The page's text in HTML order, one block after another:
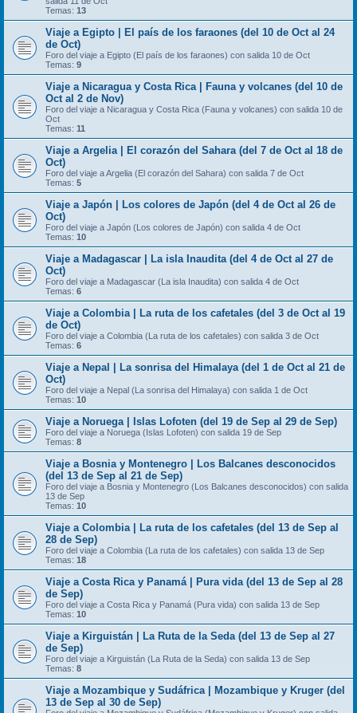
Temas: 13
Viaje a Egipto | El país de los faraones (del 10 de Oct al 24
de Oct)
Foro del viaje a Egipto (El país de los faraones) con salida 10 de Oct
Temas: 9
Viaje a Nicaragua y Costa Rica | Fauna y volcanes (del 10 de
Oct al 2 de Nov)
Foro del viaje a Nicaragua y Costa Rica (Fauna y volcanes) con salida 10 de
Oct
Temas: 11
Viaje a Argelia | El corazón del Sahara (del 7 de Oct al 18 de
Oct)
Foro del viaje a Argelia (El corazón del Sahara) con salida 7 de Oct
Temas: 5
Viaje a Japón | Los colores de Japón (del 4 de Oct al 26 de
Oct)
Foro del viaje a Japón (Los colores de Japón) con salida 4 de Oct
Temas: 10
Viaje a Madagascar | La isla Inaudita (del 4 de Oct al 27 de
Oct)
Foro del viaje a Madagascar (La isla Inaudita) con salida 4 de Oct
Temas: 6
Viaje a Colombia | La ruta de los cafetales (del 3 de Oct al 19
de Oct)
Foro del viaje a Colombia (La ruta de los cafetales) con salida 3 de Oct
Temas: 6
Viaje a Nepal | La sonrisa del Himalaya (del 1 de Oct al 21 de
Oct)
Foro del viaje a Nepal (La sonrisa del Himalaya) con salida 1 de Oct
Temas: 10
Viaje a Noruega | Islas Lofoten (del 19 de Sep al 29 de Sep)
Foro del viaje a Noruega (Islas Lofoten) con salida 19 de Sep
Temas: 8
Viaje a Bosnia y Montenegro | Los Balcanes desconocidos
(del 13 de Sep al 21 de Sep)
Foro del viaje a Bosnia y Montenegro (Los Balcanes desconocidos) con salida
13 de Sep
Temas: 10
Viaje a Colombia | La ruta de los cafetales (del 13 de Sep al
28 de Sep)
Foro del viaje a Colombia (La ruta de los cafetales) con salida 13 de Sep
Temas: 18
Viaje a Costa Rica y Panamá | Pura vida (del 13 de Sep al 28
de Sep)
Foro del viaje a Costa Rica y Panamá (Pura vida) con salida 13 de Sep
Temas: 10
Viaje a Kirguistán | La Ruta de la Seda (del 13 de Sep al 27
de Sep)
Foro del viaje a Kirguistán (La Ruta de la Seda) con salida 13 de Sep
Temas: 8
Viaje a Mozambique y Sudáfrica | Mozambique y Kruger (del
13 de Sep al 30 de Sep)